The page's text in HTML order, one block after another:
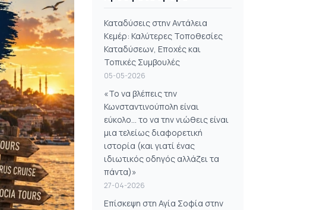
Καταδύσεις στην Αντάλεια
Κεμέρ: Καλύτερες Τοποθεσίες
Καταδύσεων, Εποχές και
Τοπικές Συμβουλές
05-05-2026
«Το να βλέπεις την
Κωνσταντινούπολη είναι
εύκολο... το να την νιώθεις είναι
μια τελείως διαφορετική
ιστορία (και γιατί ένας
ιδιωτικός οδηγός αλλάζει τα
πάντα)»
27-04-2026
Επίσκεψη στη Αγία Σοφία στην